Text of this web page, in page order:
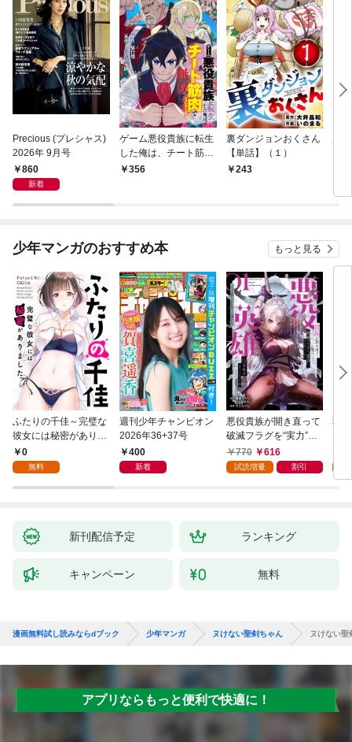
Precious (プレシャス)
2026年 9月号
860
新着
ゲーム悪役貴族に転生
した俺は、チート筋肉
で無双する【単話】
356
裏ダンジョンおくさん
【単話】（１）
243
あ
少年マンガのおすすめ本 もっと見る
ふたりの千佳～完璧な
彼女には秘密がありま
した(1)
0
無料
週刊少年チャンピオン
2026年36+37号
400
新着
悪役貴族が開き直って
破滅フラグを“実力”で
叩き折っていたら、い
つの間にかヒロイン達
770 616
試読増量 割引
弱
新刊配信予定 ランキング
キャンペーン 無料
漫画無料試し読みならdブック 少年マンガ ヌけない聖剣ちゃん ヌけない聖
アプリならもっと便利で快適に！